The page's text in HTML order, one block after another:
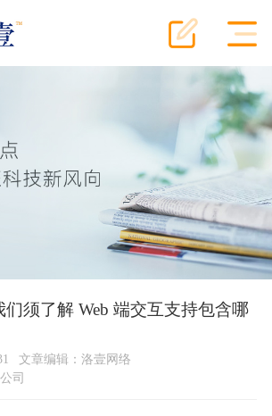
们须了解 Web 端交互支持包含哪
文章编辑：洛壹网络
司